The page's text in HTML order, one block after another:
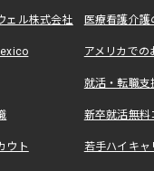
ェル株式会社 医療看護介
アメリカで
就活・転職
新卒就活無料
ウト 若手ハイキ